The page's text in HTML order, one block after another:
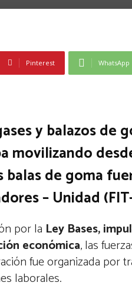
Pinterest WhatsApp
y balazos de
movilizando
balas de goma
– Unidad
por la Ley Bases,
económica, las
fue organizada por
laborales.